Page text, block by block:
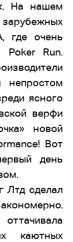
На нашем
где очень
Poker Run.
непростом
ясного
верфи
новой
Вот
день
Лтд сделал
каютных